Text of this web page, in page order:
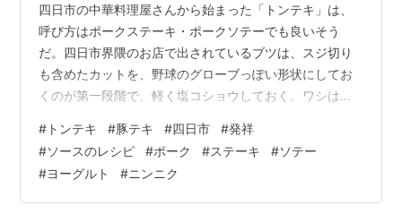
四日市の中華料理屋さんから始まった「トンテキ」は、
呼び方はポークステーキ・ポークソテーでも良いそう
だ。四日市界隈のお店で出されているブツは、スジ切り
も含めたカットを、野球のグローブっぽい形状にしてお
くのが第一段階で、軽く塩コショウしておく。ワシは敢
ースレシピ・にんにく：お好みの量（多いのが基本）・
ウースターソース：大匙２・醤油：大匙１・味醂：大匙
１・砂糖：小匙１・オイスターソース：小匙２ 豚ロース
肉をフライパンで焼く前に、小麦粉を薄っすら塗してソ
# トンテキ #豚テキ #四日市 #発祥
#ソースのレシピ #ポーク #ステーキ #ソテー
#ヨーグルト #ニンニク